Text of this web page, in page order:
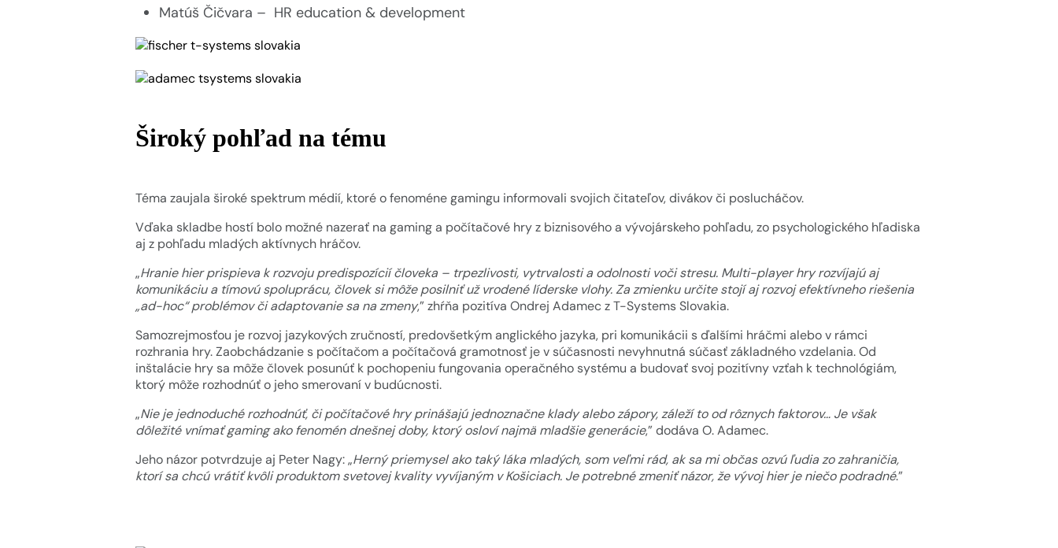
Matúš Čičvara – HR education & development
Široký pohľad na tému
Téma zaujala široké spektrum médií, ktoré o fenoméne gamingu informovali svojich čitateľov, divákov či poslucháčov.
Vďaka skladbe hostí bolo možné nazerať na gaming a počítačové hry z biznisového a vývojárskeho pohľadu, zo psychologického hľadiska
aj z pohľadu mladých aktívnych hráčov.
„Hranie hier prispieva k rozvoju predispozícií človeka – trpezlivosti, vytrvalosti a odolnosti voči stresu. Multi-player hry rozvíjajú aj
komunikáciu a tímovú spoluprácu, človek si môže posilniť už vrodené líderske vlohy. Za zmienku určite stojí aj rozvoj efektívneho riešenia
„ad-hoc“ problémov či adaptovanie sa na zmeny,” zhŕňa pozitíva Ondrej Adamec z T-Systems Slovakia.
Samozrejmosťou je rozvoj jazykových zručností, predovšetkým anglického jazyka, pri komunikácii s ďalšími hráčmi alebo v rámci
rozhrania hry. Zaobchádzanie s počítačom a počítačová gramotnosť je v súčasnosti nevyhnutná súčasť základného vzdelania. Od
inštalácie hry sa môže človek posunúť k pochopeniu fungovania operačného systému a budovať svoj pozitívny vzťah k technológiám,
ktorý môže rozhodnúť o jeho smerovaní v budúcnosti.
„Nie je jednoduché rozhodnúť, či počítačové hry prinášajú jednoznačne klady alebo zápory, záleží to od rôznych faktorov… Je však
dôležité vnímať gaming ako fenomén dnešnej doby, ktorý osloví najmä mladšie generácie,” dodáva O. Adamec.
Jeho názor potvrdzuje aj Peter Nagy: „Herný priemysel ako taký láka mladých, som veľmi rád, ak sa mi občas ozvú ľudia zo zahraničia,
ktorí sa chcú vrátiť kvôli produktom svetovej kvality vyvíjaným v Košiciach. Je potrebné zmeniť názor, že vývoj hier je niečo podradné.”